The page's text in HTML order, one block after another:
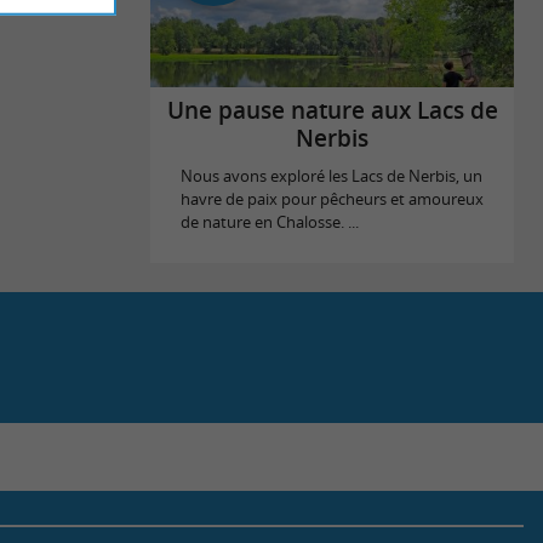
Une pause nature aux Lacs de
Nerbis
Nous avons exploré les Lacs de Nerbis, un
havre de paix pour pêcheurs et amoureux
de nature en Chalosse. ...